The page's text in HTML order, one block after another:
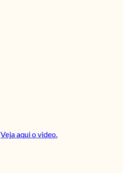
Veja aqui o video.